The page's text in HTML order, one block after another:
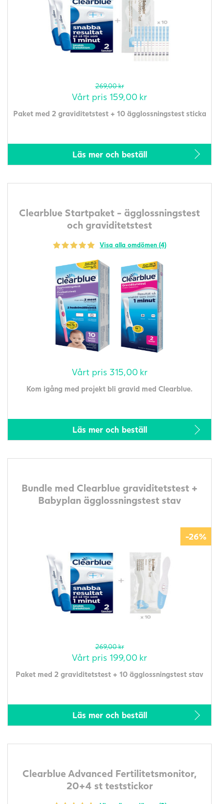
269,00kr
Vårt pris 159,00 kr
Paket med 2 graviditetstest + 10 ägglossningstest sticka
Läs mer och beställ
Clearblue Startpaket - ägglossningstest
och graviditetstest
Visa alla omdömen (4)
Vårt pris 315,00 kr
Kom igång med projekt bli gravid med Clearblue.
Läs mer och beställ
Bundle med Clearblue graviditetstest +
Babyplan ägglossningstest stav
-26%
269,00kr
Vårt pris 199,00 kr
Paket med 2 graviditetstest + 10 ägglossningstest stav
Läs mer och beställ
Clearblue Advanced Fertilitetsmonitor,
20+4 st teststickor